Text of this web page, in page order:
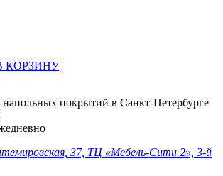
КОРЗИНУ
напольных покрытий в Санкт-Петербурге
37, ТЦ «Мебель-Сити 2», 3-й